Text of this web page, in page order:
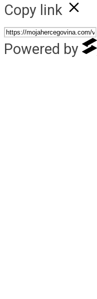
Copy link
Powered by